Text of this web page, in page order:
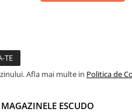
Afla mai multe in Politica de
MAGAZINELE ESCUDO